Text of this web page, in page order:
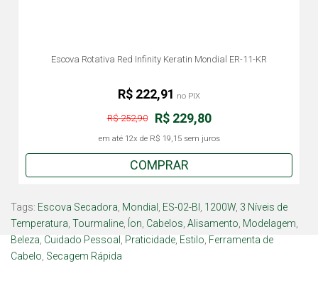
Escova Rotativa Red Infinity Keratin Mondial ER-11-KR
R$ 229,80
R$ 252,90
em até 12x de R$ 19,15sem juros
R$ 222,91 no PIX
COMPRAR
Tags: Escova Secadora Mondial ES-02-BI 1200W 3 Níveis de
Temperatura Tourmaline Íon Cabelos Alisamento Modelagem
Beleza Cuidado Pessoal Praticidade Estilo Ferramenta de
Cabelo Secagem Rápida